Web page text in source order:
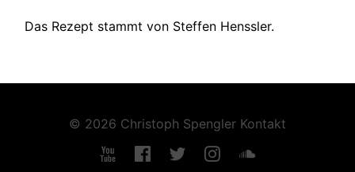
Das Rezept stammt von Steffen Henssler.
© 2026 Christoph Spengler Kontakt